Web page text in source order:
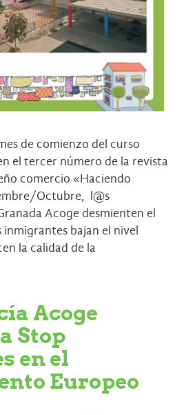
de comienzo del curso
el tercer número de la revista
comercio «Haciendo
Octubre, l@s
Acoge desmienten el
inmigrantes bajan el nivel
la calidad de la
Acoge
Stop
en el
Europeo